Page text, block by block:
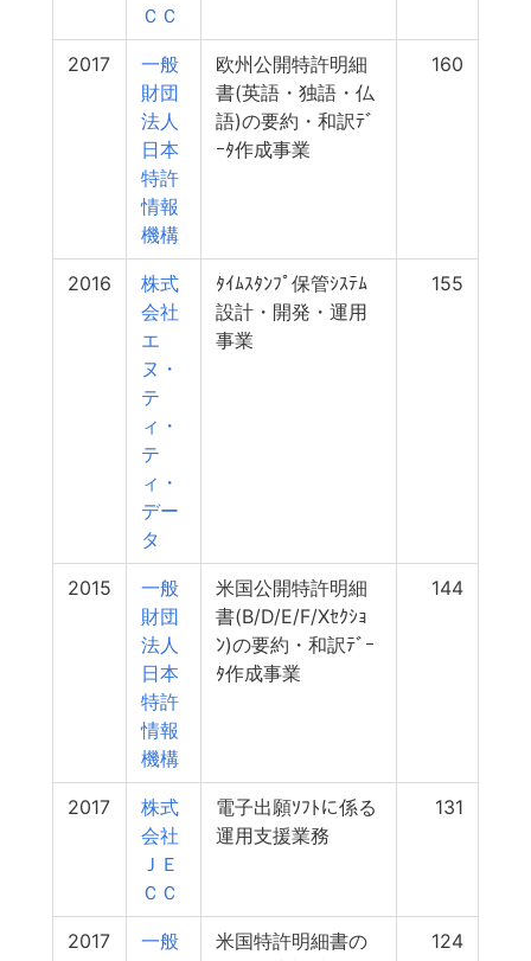
ＣＣ
2017
一般
財団
法人
日本
特許
情報
機構
欧州公開特許明細
書(英語・独語・仏
語)の要約・和訳ﾃﾞ
ｰﾀ作成事業
160
2016
株式
会社
エ
ヌ・
テ
ィ・
テ
ィ・
デー
タ
ﾀｲﾑｽﾀﾝﾌﾟ保管ｼｽﾃﾑ
設計・開発・運用
事業
155
2015
一般
財団
法人
日本
特許
情報
機構
米国公開特許明細
書(B/D/E/F/Xｾｸｼｮ
ﾝ)の要約・和訳ﾃﾞｰ
ﾀ作成事業
144
2017
株式
会社
ＪＥ
ＣＣ
電子出願ｿﾌﾄに係る
運用支援業務
131
2017
一般
米国特許明細書の
124